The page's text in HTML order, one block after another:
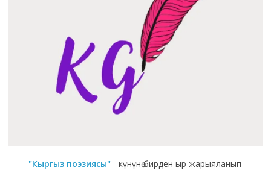
"Кыргыз поэзиясы" - күнүнө бирден ыр жарыяланып